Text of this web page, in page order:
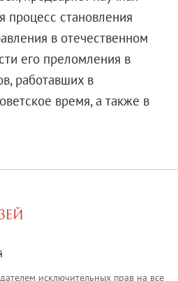
музея
/ Сообщить о проблеме
процесс становления
в отечественном
его преломления в
работавших в
время, а также в
исключительных прав на все